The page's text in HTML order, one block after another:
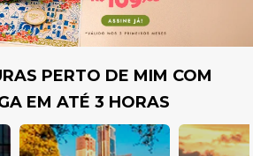
PERTO DE MIM COM
EM ATÉ 3 HORAS